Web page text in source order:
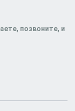
позвоните, и